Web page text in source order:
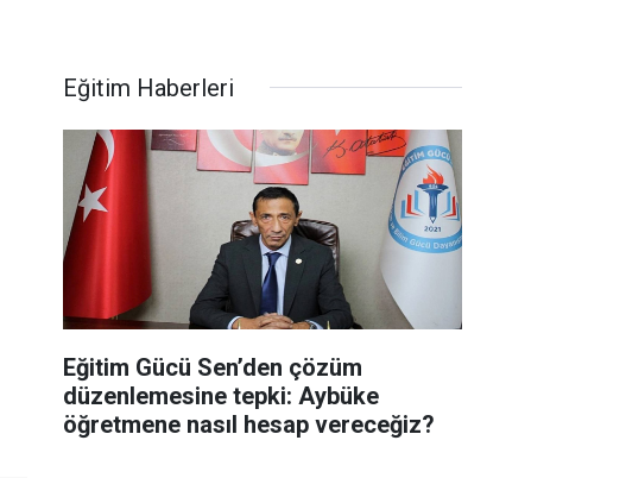
Eğitim Haberleri
Eğitim Gücü Sen’den çözüm
düzenlemesine tepki: Aybüke
öğretmene nasıl hesap vereceğiz?